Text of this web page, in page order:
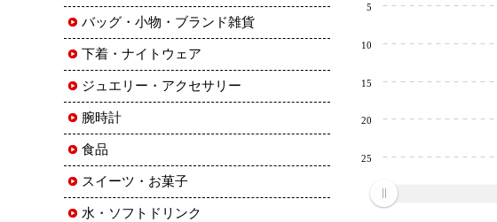
5
10
15
20
25
バッグ・小物・ブランド雑貨
下着・ナイトウェア
ジュエリー・アクセサリー
腕時計
食品
スイーツ・お菓子
水・ソフトドリンク